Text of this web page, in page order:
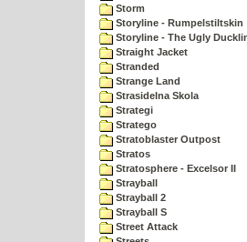
Storm
Storyline - Rumpelstiltskin
Storyline - The Ugly
Straight Jacket
Stranded
Strange Land
Strasidelna Skola
Strategi
Stratego
Stratoblaster Outpost
Stratos
Stratosphere - Excelsor II
Strayball
Strayball 2
Strayball S
Street Attack